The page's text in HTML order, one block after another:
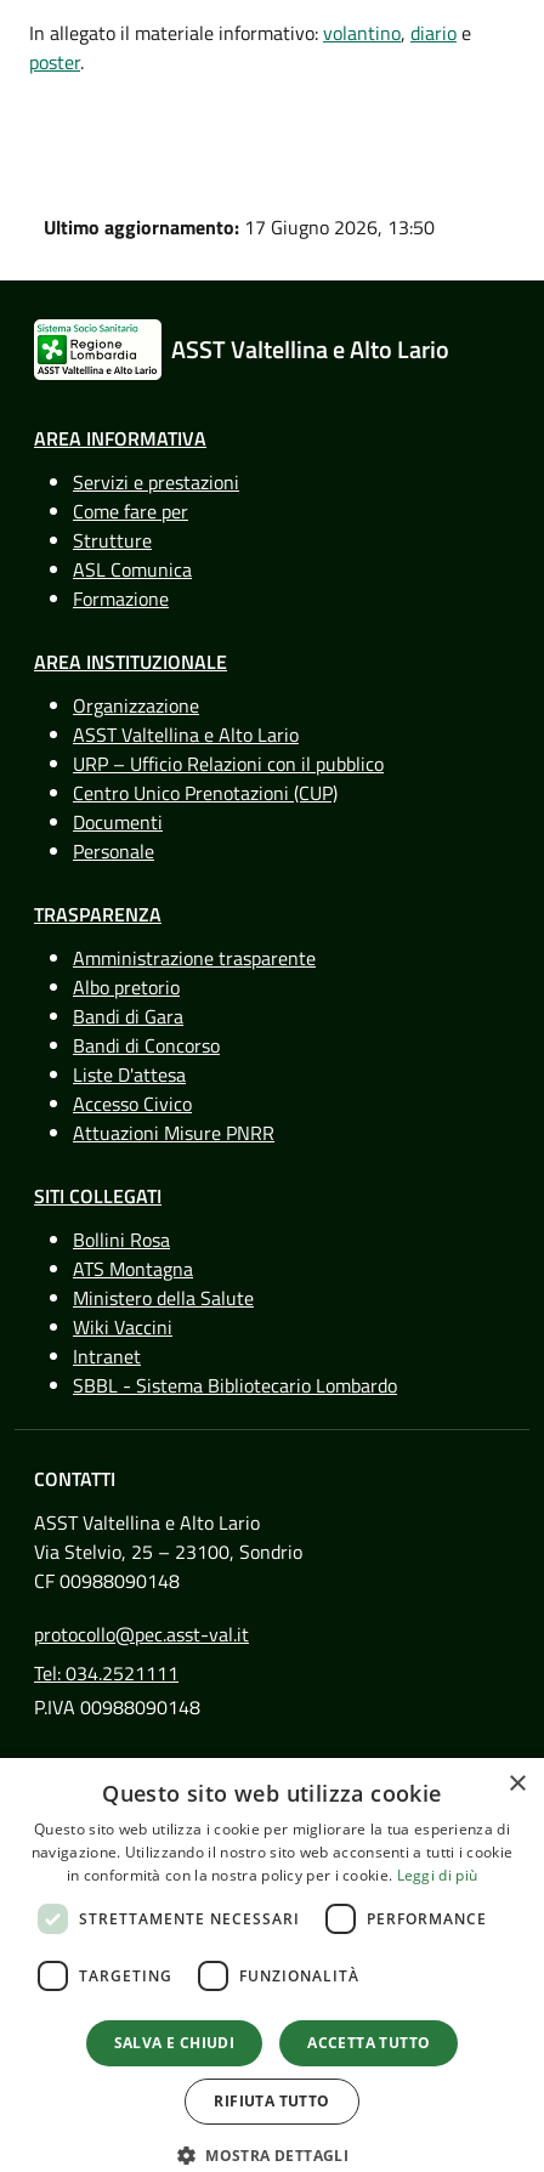
In allegato il materiale informativo:volantino, diarioe
poster.
Ultimo aggiornamento: 17 Giugno 2026, 13:50
ASST Valtellina e Alto Lario
AREA INFORMATIVA
Servizi e prestazioni
Come fare per
Strutture
ASL Comunica
Formazione
AREA INSTITUZIONALE
Organizzazione
ASST Valtellina e Alto Lario
URP – Ufficio Relazioni con il pubblico
Centro Unico Prenotazioni (CUP)
Documenti
Personale
TRASPARENZA
Amministrazione trasparente
Albo pretorio
Bandi di Gara
Bandi di Concorso
Liste D'attesa
Accesso Civico
Attuazioni Misure PNRR
SITI COLLEGATI
Bollini Rosa
ATS Montagna
Ministero della Salute
Wiki Vaccini
Intranet
SBBL - Sistema Bibliotecario Lombardo
CONTATTI
ASST Valtellina e Alto Lario
Via Stelvio, 25 – 23100, Sondrio
CF 00988090148
protocollo@pec.asst-val.it
Tel: 034.2521111
P.IVA 00988090148
Facebook
© Copyright 2026 - ASST Valtellina e Alto Lario
Dichiarazione di accessibilità
Informativa cookie
Informativa privacy
×
Questo sito web utilizza cookie
Questo sito web utilizza i cookie per migliorare la tua esperienza di
navigazione. Utilizzando il nostro sito web acconsenti a tutti i cookie
in conformità con la nostra policy per i cookie. Leggi di più
STRETTAMENTE NECESSARI PERFORMANCE
TARGETING FUNZIONALITÀ
SALVA E CHIUDI ACCETTA TUTTO
RIFIUTA TUTTO
MOSTRA DETTAGLI